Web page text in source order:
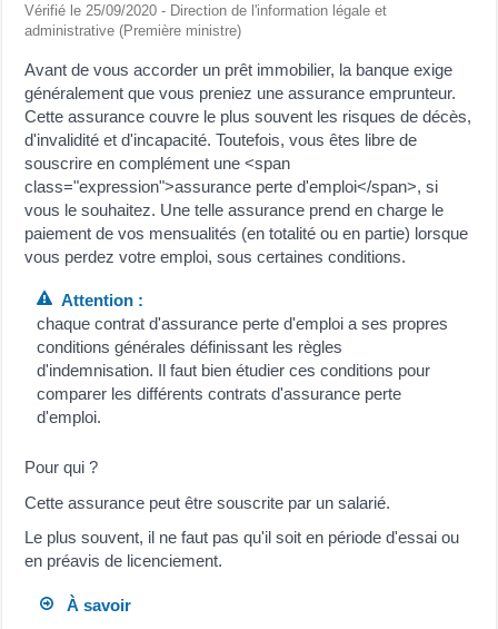
Vérifié le 25/09/2020 - Direction de l'information légale et
administrative (Première ministre)
Avant de vous accorder un prêt immobilier, la banque exige
généralement que vous preniez une assurance emprunteur.
Cette assurance couvre le plus souvent les risques de décès,
d'invalidité et d'incapacité. Toutefois, vous êtes libre de
souscrire en complément une <span
class="expression">assurance perte d'emploi</span>, si
vous le souhaitez. Une telle assurance prend en charge le
paiement de vos mensualités (en totalité ou en partie) lorsque
vous perdez votre emploi, sous certaines conditions.
Attention :
chaque contrat d'assurance perte d'emploi a ses propres
conditions générales définissant les règles
d'indemnisation. Il faut bien étudier ces conditions pour
comparer les différents contrats d'assurance perte
d'emploi.
Pour qui ?
Cette assurance peut être souscrite par un salarié.
Le plus souvent, il ne faut pas qu'il soit en période d'essai ou
en préavis de licenciement.
À savoir